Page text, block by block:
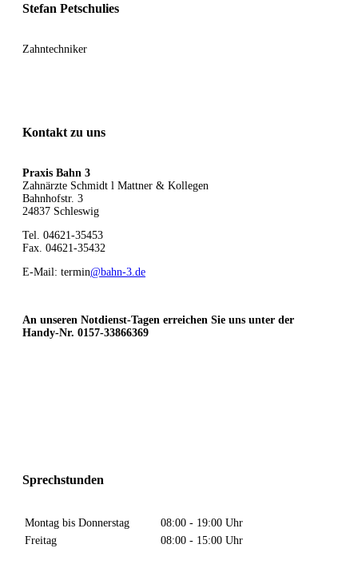
Stefan Petschulies
Zahntechniker
Kontakt zu uns
Praxis Bahn 3
Zahnärzte Schmidt l Mattner & Kollegen
Bahnhofstr. 3
24837 Schleswig
Tel. 04621-35453
Fax. 04621-35432
E-Mail: termin@bahn-3.de
An unseren Notdienst-Tagen erreichen Sie uns unter der
Handy-Nr. 0157-33866369
Sprechstunden
Montag bis Donnerstag
08:00 - 19:00 Uhr
Freitag
08:00 - 15:00 Uhr